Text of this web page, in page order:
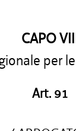
CAPO
per
Art. 91